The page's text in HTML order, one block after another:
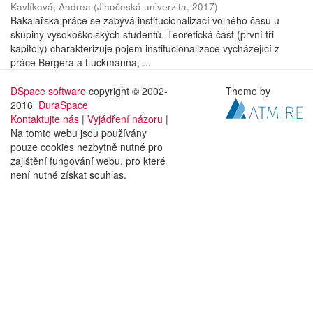
Kavlíková, Andrea (Jihočeská univerzita, 2017)
Bakalářská práce se zabývá institucionalizací volného času u
skupiny vysokoškolských studentů. Teoretická část (první tři
kapitoly) charakterizuje pojem institucionalizace vycházející z
práce Bergera a Luckmanna, ...
DSpace software copyright © 2002-
2016 DuraSpace
Kontaktujte nás | Vyjádření názoru |
Na tomto webu jsou používány
pouze cookies nezbytně nutné pro
zajištění fungování webu, pro které
není nutné získat souhlas.
Theme by